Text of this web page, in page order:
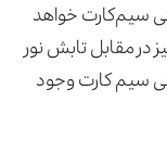
سیم‌کارت خواهد
مقابل تابش نور
سیم کارت وجود